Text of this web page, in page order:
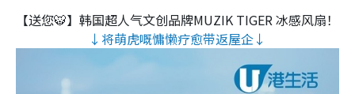
【送您🐯】韩国超人气文创品牌MUZIK TIGER 冰感风扇！
↓将萌虎嘅慵懒疗愈带返屋企↓